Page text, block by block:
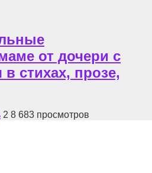
от дочери с
стихах, прозе,
2 8 683 просмотров